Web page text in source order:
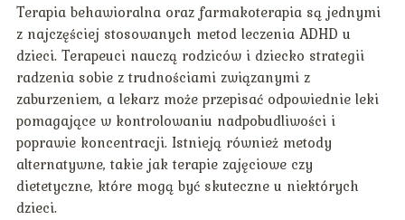
Terapia behawioralna oraz farmakoterapia są jednymi
z najczęściej stosowanych metod leczenia ADHD u
dzieci. Terapeuci nauczą rodziców i dziecko strategii
radzenia sobie z trudnościami związanymi z
zaburzeniem, a lekarz może przepisać odpowiednie leki
pomagające w kontrolowaniu nadpobudliwości i
poprawie koncentracji. Istnieją również metody
alternatywne, takie jak terapie zajęciowe czy
dietetyczne, które mogą być skuteczne u niektórych
dzieci.